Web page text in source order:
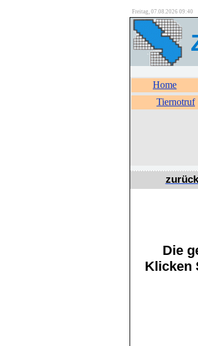
Freitag, 07.08.2026 09:40
Home
Tiernotruf
zurück
Die
Klicken